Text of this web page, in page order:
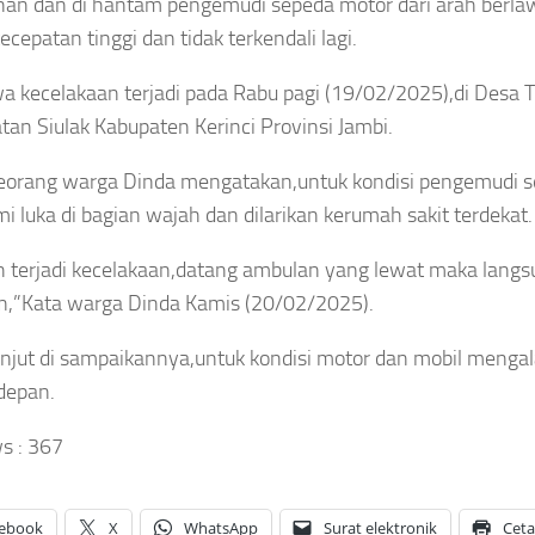
tinggi dan tidak terkendali lagi.
kecelakaan terjadi pada Rabu pagi (19/02/2025),di Desa
Siulak Kabupaten Kerinci Provinsi Jambi.
warga Dinda mengatakan,untuk kondisi pengemudi
luka di bagian wajah dan dilarikan kerumah sakit terdekat.
terjadi kecelakaan,datang ambulan yang lewat maka
warga Dinda Kamis (20/02/2025).
di sampaikannya,untuk kondisi motor dan mobil
: 367
X WhatsApp Surat elektronik
TPA
Jadi
Modern
7, 2026
Tren Kebaya 2026
5 Tren Kebaya 2026
yang Bikin
Penampilan Makin
Anggun,Nomor 3 Jadi
Favorit